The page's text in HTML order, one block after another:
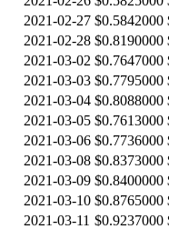
2021-02-27 $0.5842000
2021-02-28 $0.8190000
2021-03-02 $0.7647000
2021-03-03 $0.7795000
2021-03-04 $0.8088000
2021-03-05 $0.7613000
2021-03-06 $0.7736000
2021-03-08 $0.8373000
2021-03-09 $0.8400000
2021-03-10 $0.8765000
2021-03-11 $0.9237000